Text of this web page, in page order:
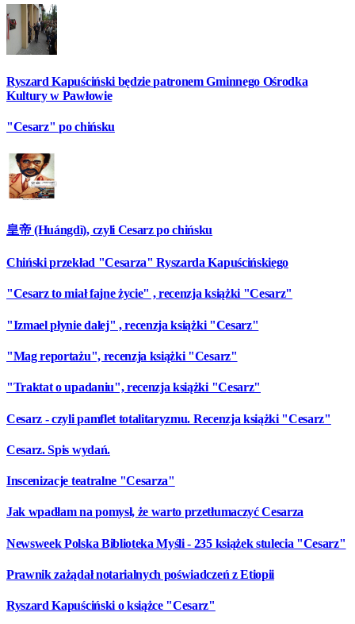
Ryszard Kapuściński będzie patronem Gminnego Ośrodka
Kultury w Pawłowie
"Cesarz" po chińsku
皇帝 (Huángdì), czyli Cesarz po chińsku
Chiński przekład "Cesarza" Ryszarda Kapuścińskiego
"Cesarz to miał fajne życie" , recenzja książki "Cesarz"
"Izmael płynie dalej" , recenzja książki "Cesarz"
"Mag reportażu", recenzja książki "Cesarz"
"Traktat o upadaniu", recenzja książki "Cesarz"
Cesarz - czyli pamflet totalitaryzmu. Recenzja książki "Cesarz"
Cesarz. Spis wydań.
Inscenizacje teatralne "Cesarza"
Jak wpadłam na pomysł, że warto przetłumaczyć Cesarza
Newsweek Polska Biblioteka Myśli - 235 książek stulecia "Cesarz"
Prawnik zażądał notarialnych poświadczeń z Etiopii
Ryszard Kapuściński o książce "Cesarz"